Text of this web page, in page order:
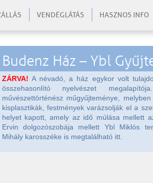
VENDÉGLÁTÁS HASZNOS INFO
Budenz Ház – Ybl
ZÁRVA! A névadó, a ház egykor volt
összehasonlító nyelvészet
művészettörténész műgyűjteménye,
kisplasztikák, festmények varázsolják el a
helyet kapott, amely az idő múlása mellett
Ervin dolgozószobája mellett Ybl Miklós
Mihály karosszéke is megtalálható itt.